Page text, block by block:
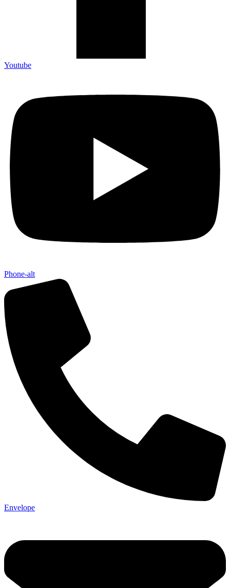
Youtube
Phone-alt
Envelope